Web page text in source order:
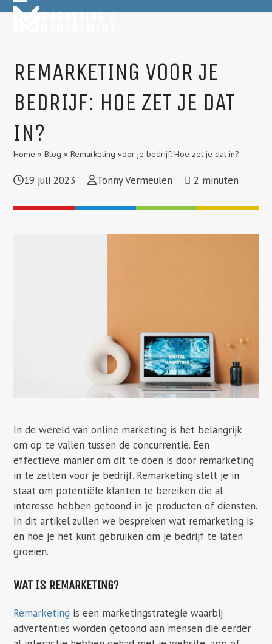
SkipOpen
Close
REMARKETING VOOR JE
BEDRIJF: HOE ZET JE DAT
IN?
Home »Blog »Remarketing voor je bedrijf: Hoe zet je dat in?
19 juli 2023 Tonny Vermeulen 2 minuten
In de wereld van online marketing is het belangrijk
om op te vallen tussen de concurrentie. Een
effectieve manier om dit te doen is door remarketing
in te zetten voor je bedrijf. Remarketing stelt je in
staat om potentiële klanten te bereiken die al
interesse hebben getoond in je producten of diensten.
In dit artikel zullen we bespreken wat remarketing is
en hoe je het kunt gebruiken om je bedrijf te laten
groeien.
WAT IS REMARKETING?
Remarketing is een marketingstrategie waarbij
advertenties worden getoond aan mensen die eerder